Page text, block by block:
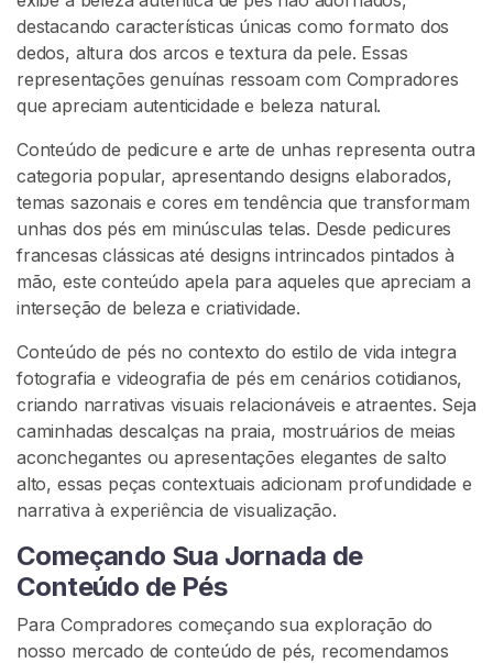
destacando características únicas como formato dos
dedos, altura dos arcos e textura da pele. Essas
representações genuínas ressoam com Compradores
que apreciam autenticidade e beleza natural.
Conteúdo de pedicure e arte de unhas representa outra
categoria popular, apresentando designs elaborados,
temas sazonais e cores em tendência que transformam
unhas dos pés em minúsculas telas. Desde pedicures
francesas clássicas até designs intrincados pintados à
mão, este conteúdo apela para aqueles que apreciam a
interseção de beleza e criatividade.
Conteúdo de pés no contexto do estilo de vida integra
fotografia e videografia de pés em cenários cotidianos,
criando narrativas visuais relacionáveis e atraentes. Seja
caminhadas descalças na praia, mostruários de meias
aconchegantes ou apresentações elegantes de salto
alto, essas peças contextuais adicionam profundidade e
narrativa à experiência de visualização.
Começando Sua Jornada de
Conteúdo de Pés
Para Compradores começando sua exploração do
nosso mercado de conteúdo de pés, recomendamos
R
C
o
n
t
a
t
o
/
S